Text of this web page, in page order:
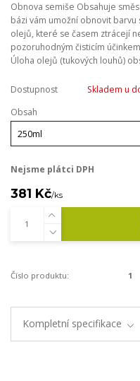
Obnova semiše Obsahuje
bázi vám umožní obnovit
olejů, které se časem ztrácejí
pozoruhodným čisticím
Úloha olejů (tukových louhů)
Dostupnost
Skladem u
Obsah
Nejsme plátci DPH
381 Kč/ks
Číslo produktu: 1
Kompletní specifikace